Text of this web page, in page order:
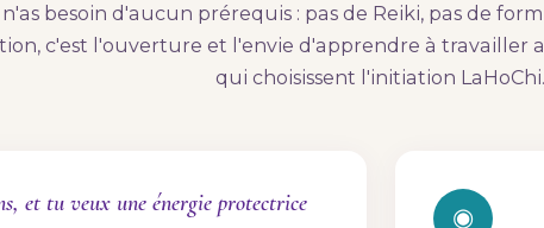
besoin d'aucun prérequis : pas de Reiki, pas de
c'est l'ouverture et l'envie d'apprendre à travailler
qui choisissent l'initiation LaHoChi.
et tu veux une énergie protectrice ◉